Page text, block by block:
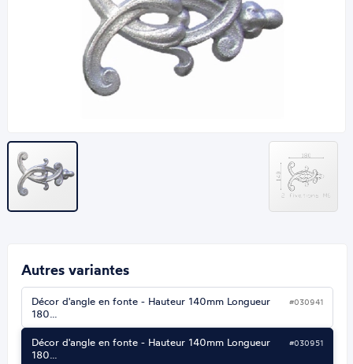
Autres variantes
Décor d'angle en fonte - Hauteur 140mm Longueur
180…
#030941
Décor d'angle en fonte - Hauteur 140mm Longueur
180…
#030951